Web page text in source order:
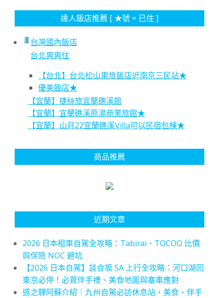
達人飯店推薦 [ ★號 = 已住 ]
台灣國內飯店
台北爽爽住
【台北】台北松山東旅飯店近南京三民站★
優美飯店★
【宜蘭】捷絲旅宜蘭礁溪館
【宜蘭】宜蘭礁溪原湯商業旅館★
【宜蘭】山月22宜蘭礁溪Villa可以民宿包棟★
商品推薦
近期文章
2026 日本租車自駕全攻略：Tabirai、TOCOO 比價
與保險 NOC 避坑
【2026 日本自駕】談合坂 SA 上行全攻略：河口湖回
東京必停！必買伴手禮、美食地圖與塞車應對
道之驛阿蘇介紹｜九州自駕必訪休息站，美食、伴手